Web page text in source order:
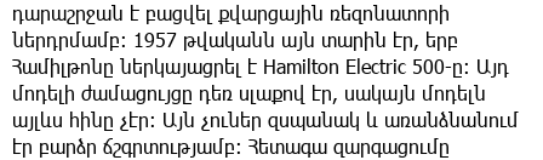
դարաշրջան է բացվել քվարցային ռեզոնատորի
ներդրմամբ: 1957 թվականն այն տարին էր, երբ
Համիլթոնը ներկայացրել է Hamilton Electric 500-ը: Այդ
մոդելի ժամացույցը դեռ սլաքով էր, սակայն մոդելն
այլևս հինը չէր: Այն չուներ զսպանակ և առանձնանում
էր բարձր ճշգրտությամբ։ Հետագա զարգացումը